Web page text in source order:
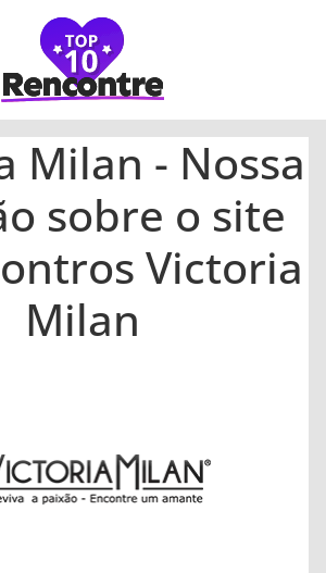
Milan - Nossa
sobre o site
Victoria
Milan